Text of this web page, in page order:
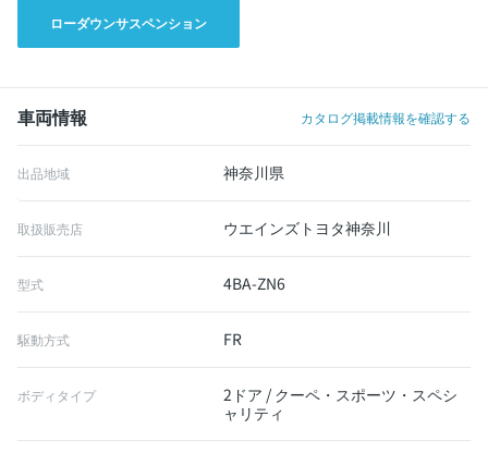
ローダウンサスペンション
車両情報 カタログ掲載情報を確認する
出品地域 神奈川県
取扱販売店 ウエインズトヨタ神奈川
型式 4BA-ZN6
駆動方式 FR
ボディタイプ
2ドア / クーペ・スポーツ・スペシ
ャリティ